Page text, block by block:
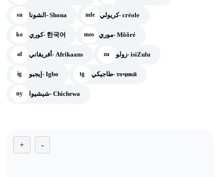
sn الشونا- Shona mfe كريولي- créole
ko كوري- 한국어 mos موري- Mõõré
af أفريقاني- Afrikaans zu زولو- isiZulu
ig إيجبو- Igbo tg طاجيكي- тоҷикӣ
ny شيشيوا- Chichewa
+ -